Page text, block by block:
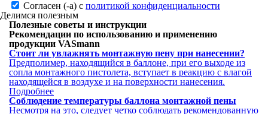
Согласен (-а) с политикой конфиденциальности
Делимся полезным
Полезные советы и инструкции
Рекомендации по использованию и применению
продукции VASmann
Стоит ли увлажнять монтажную пену при нанесении?
Предполимер, находящийся в баллоне, при его выходе из
сопла монтажного пистолета, вступает в реакцию с влагой
находящейся в воздухе и на поверхности нанесения.
Подробнее
Соблюдение температуры баллона монтажной пены
Несмотря на это, следует четко соблюдать рекомендованную